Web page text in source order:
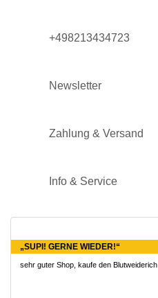
+498213434723
Newsletter
Zahlung & Versand
Info & Service
„SUPI! GERNE WIEDER!“
sehr guter Shop, kaufe den